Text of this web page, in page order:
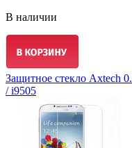
В наличии
Защитное стекло Axtech
/ i9505